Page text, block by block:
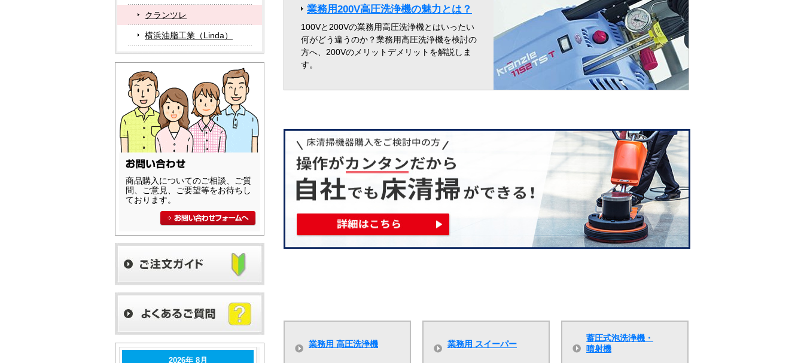
クランツレ
横浜油脂工業（Linda）
商品購入についてのご相談、ご質
問、ご意見、ご要望等をお待ちし
ております。
業務用200V高圧洗浄機の魅力とは？
100Vと200Vの業務用高圧洗浄機とはいったい
何がどう違うのか？業務用高圧洗浄機を検討の
方へ、200Vのメリットデメリットを解説しま
す。
業務用 高圧洗浄機 業務用 スイーパー
蓄圧式泡洗浄機・
噴射機